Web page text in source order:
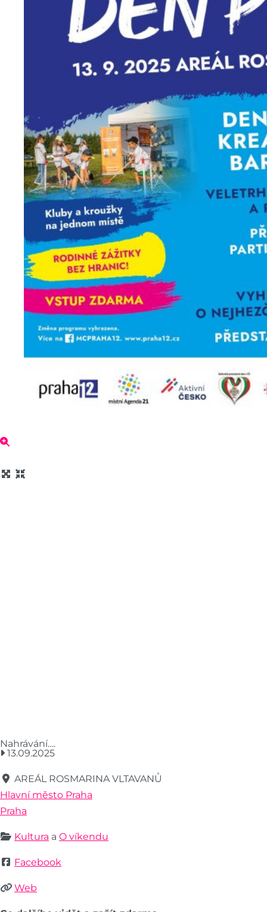
Nahrávání….
13.09.2025
AREÁL ROSMARINA VLTAVANŮ
Hlavní město Praha
Praha
Kultura a O víkendu
Facebook
Web